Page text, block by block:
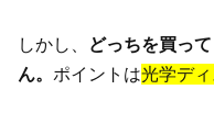
しかし、
どっちを買っ
ん。 ポイントは光学デ